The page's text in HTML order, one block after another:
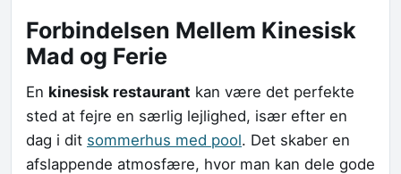
Forbindelsen Mellem Kinesisk
Mad og Ferie
En kinesisk restaurant kan være det perfekte
sted at fejre en særlig lejlighed, især efter en
dag i dit sommerhus med pool. Det skaber en
afslappende atmosfære, hvor man kan dele gode